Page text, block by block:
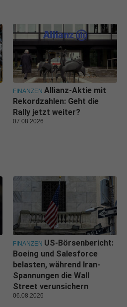
FINANZEN Allianz-Aktie mit
Rekordzahlen: Geht die
Rally jetzt weiter?
07.08.2026
FINANZEN US-Börsenbericht:
Boeing und Salesforce
belasten, während Iran-
Spannungen die Wall
Street verunsichern
06.08.2026